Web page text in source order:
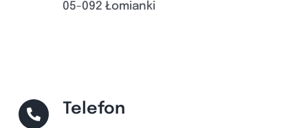
05-092 Łomianki
Telefon